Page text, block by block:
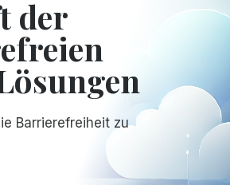
der
Barrierefreiheit zu